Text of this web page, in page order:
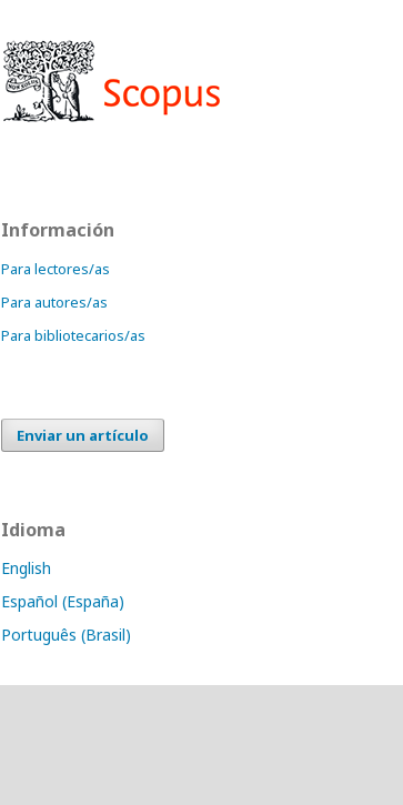
Información
Para lectores/as
Para autores/as
Para bibliotecarios/as
Enviar un artículo
Idioma
English
Español (España)
Português (Brasil)